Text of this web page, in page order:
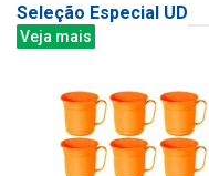
Seleção Especial UD
Veja mais